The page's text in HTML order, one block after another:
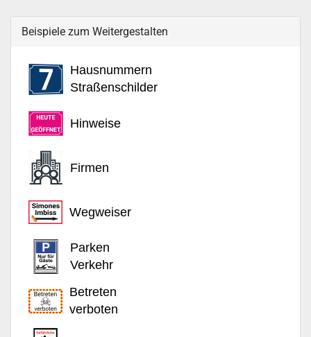
Beispiele zum Weitergestalten
Hausnummern
Straßenschilder
Hinweise
Firmen
Wegweiser
Parken
Verkehr
Betreten
verboten